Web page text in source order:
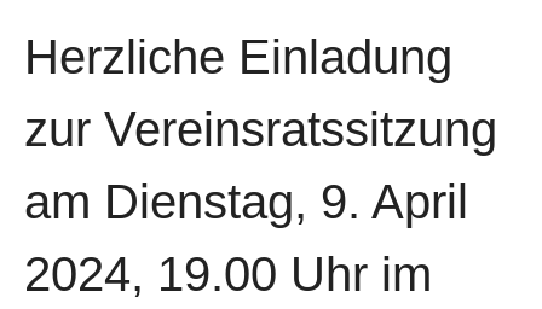
Herzliche Einladung
zur Vereinsratssitzung
am Dienstag, 9. April
2024, 19.00 Uhr im